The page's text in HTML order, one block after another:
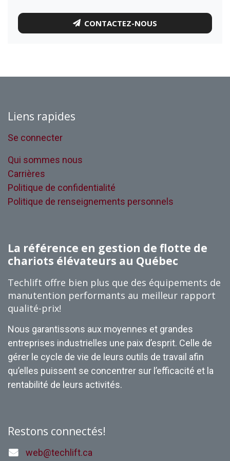
CONTACTEZ-NOUS
Liens rapides
Se connecter
Qui sommes nous
Carrières
Politique de confidentialité
Politique de renseignements personnels
La référence en gestion de flotte de
chariots élévateurs au Québec
Techlift offre bien plus que des équipements de
manutention performants au meilleur rapport
qualité-prix!
Nous garantissons aux moyennes et grandes
entreprises industrielles une paix d’esprit. Celle de
gérer le cycle de vie de leurs outils de travail afin
qu’elles puissent se concentrer sur l’efficacité et la
rentabilité de leurs activités.
Restons connectés!
web@techlift.ca